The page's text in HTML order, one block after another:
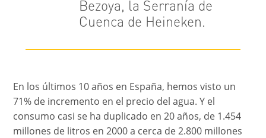
Bezoya, la Serranía de
Cuenca de Heineken.
En los últimos 10 años en España, hemos visto un
71% de incremento en el precio del agua. Y el
consumo casi se ha duplicado en 20 años, de 1.454
millones de litros en 2000 a cerca de 2.800 millones